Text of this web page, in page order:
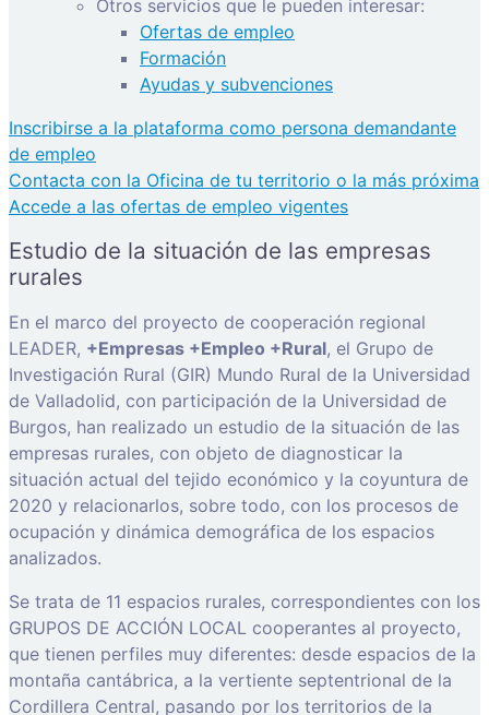
Otros servicios que le pueden interesar:
Ofertas de empleo
Formación
Ayudas y subvenciones
Inscribirse a la plataforma como persona demandante
de empleo
Contacta con la Oficina de tu territorio o la más próxima
Accede a las ofertas de empleo vigentes
Estudio de la situación de las empresas
rurales
En el marco del proyecto de cooperación regional
LEADER, +Empresas +Empleo +Rural, el Grupo de
Investigación Rural (GIR) Mundo Rural de la Universidad
de Valladolid, con participación de la Universidad de
Burgos, han realizado un estudio de la situación de las
empresas rurales, con objeto de diagnosticar la
situación actual del tejido económico y la coyuntura de
2020 y relacionarlos, sobre todo, con los procesos de
ocupación y dinámica demográfica de los espacios
analizados.
Se trata de 11 espacios rurales, correspondientes con los
GRUPOS DE ACCIÓN LOCAL cooperantes al proyecto,
que tienen perfiles muy diferentes: desde espacios de la
montaña cantábrica, a la vertiente septentrional de la
Cordillera Central, pasando por los territorios de la